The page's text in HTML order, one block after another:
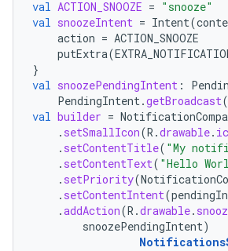
val ACTION_SNOOZE = "snooze"
val snoozeIntent = Intent(
action = ACTION_SNOOZE
putExtra(
}
val snoozePendingIntent :
PendingIntent.getBroadcast(
val builder =
. setSmallIcon(R .drawable.
. setContentTitle( "My
. setContentText( "Hello
. setPriority(
. setContentIntent(
.addAction(R .drawable.
snoozePendingIntent)